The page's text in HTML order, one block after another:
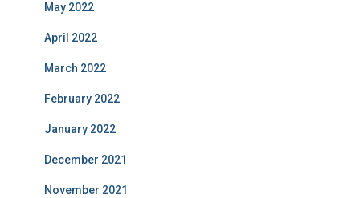
May 2022
April 2022
March 2022
February 2022
January 2022
December 2021
November 2021